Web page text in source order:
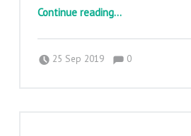
Continue reading“Pendampingan dan Percepatan Akreditasi Jurnal Ilmiah Elektronik: Kerjasama Ristekdikti, Usahid, dan AJPKM”
…
25 Sep 2019 adminajpkm Comments:0